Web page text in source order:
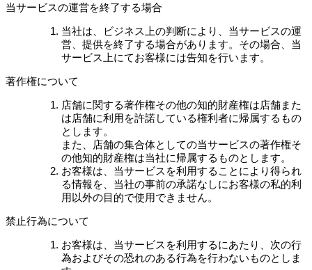
当サービスの運営を終了する場合
当社は、ビジネス上の判断により、当サービスの運
営、提供を終了する場合があります。その場合、当
サービス上にてお客様には告知を行います。
著作権について
店舗に関する著作権その他の知的財産権は店舗また
は店舗に利用を許諾している権利者に帰属するもの
とします。
また、店舗の集合体としての当サービスの著作権そ
の他知的財産権は当社に帰属するものとします。
お客様は、当サービスを利用することにより得られ
る情報を、当社の事前の承諾なしにお客様の私的利
用以外の目的で使用できません。
禁止行為について
お客様は、当サービスを利用するにあたり、次の行
為およびその恐れのある行為を行わないものとしま